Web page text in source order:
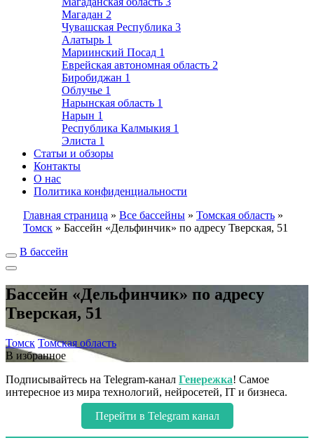
Магадан 2
Чувашская Республика 3
Алатырь 1
Мариинский Посад 1
Еврейская автономная область 2
Биробиджан 1
Облучье 1
Нарынская область 1
Нарын 1
Республика Калмыкия 1
Элиста 1
Статьи и обзоры
Контакты
О нас
Политика конфиденциальности
Главная страница » Все бассейны » Томская область »
Томск » Бассейн «Дельфинчик» по адресу Тверская, 51
В бассейн
Бассейн «Дельфинчик» по адресу
Тверская, 51
Томск Томская область
В избранное
Подписывайтесь на Telegram-канал Генережка! Самое
интересное из мира технологий, нейросетей, IT и бизнеса.
Перейти в Telegram канал